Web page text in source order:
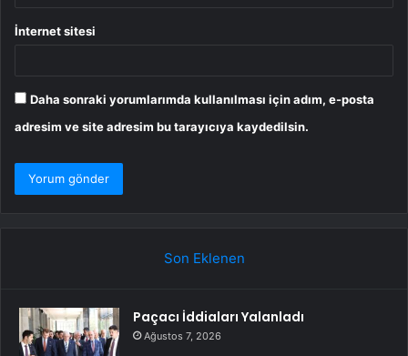
İnternet sitesi
Daha sonraki yorumlarımda kullanılması için adım, e-posta
adresim ve site adresim bu tarayıcıya kaydedilsin.
Son Eklenen
Paçacı İddiaları Yalanladı
Ağustos 7, 2026